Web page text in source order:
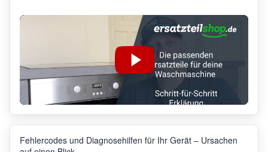
Fehlercodes und Diagnosehilfen für Ihr Gerät – Ursachen